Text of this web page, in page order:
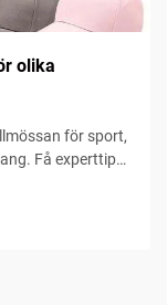
olika
för sport,
Få experttips